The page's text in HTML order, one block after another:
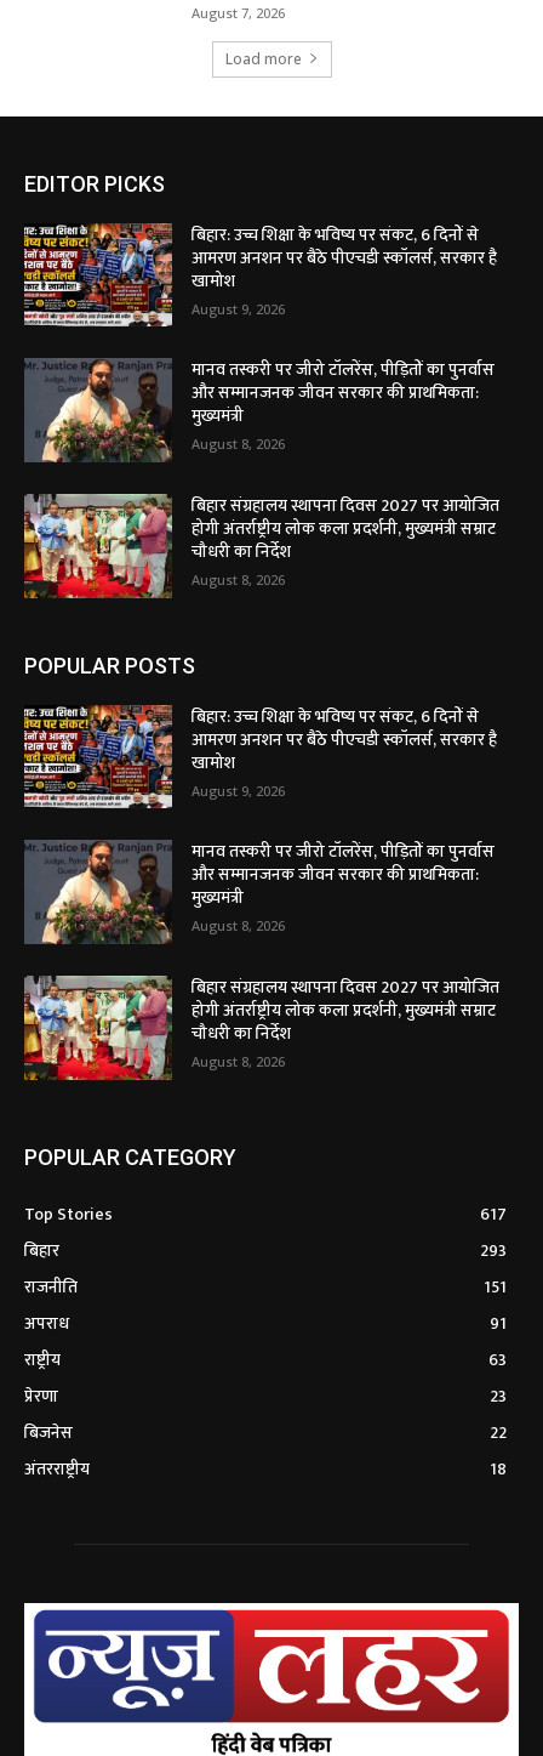
August 7, 2026
Load more
EDITOR PICKS
बिहार: उच्च शिक्षा के भविष्य पर संकट, 6 दिनों से
आमरण अनशन पर बैठे पीएचडी स्कॉलर्स, सरकार है
खामोश
August 9, 2026
मानव तस्करी पर जीरो टॉलरेंस, पीड़ितों का पुनर्वास
और सम्मानजनक जीवन सरकार की प्राथमिकता:
मुख्यमंत्री
August 8, 2026
बिहार संग्रहालय स्थापना दिवस 2027 पर आयोजित
होगी अंतर्राष्ट्रीय लोक कला प्रदर्शनी, मुख्यमंत्री सम्राट
चौधरी का निर्देश
August 8, 2026
POPULAR POSTS
बिहार: उच्च शिक्षा के भविष्य पर संकट, 6 दिनों से
आमरण अनशन पर बैठे पीएचडी स्कॉलर्स, सरकार है
खामोश
August 9, 2026
मानव तस्करी पर जीरो टॉलरेंस, पीड़ितों का पुनर्वास
और सम्मानजनक जीवन सरकार की प्राथमिकता:
मुख्यमंत्री
August 8, 2026
बिहार संग्रहालय स्थापना दिवस 2027 पर आयोजित
होगी अंतर्राष्ट्रीय लोक कला प्रदर्शनी, मुख्यमंत्री सम्राट
चौधरी का निर्देश
August 8, 2026
POPULAR CATEGORY
Top Stories
617
बिहार
293
राजनीति
151
अपराध
91
राष्ट्रीय
63
प्रेरणा
23
बिजनेस
22
अंतरराष्ट्रीय
18